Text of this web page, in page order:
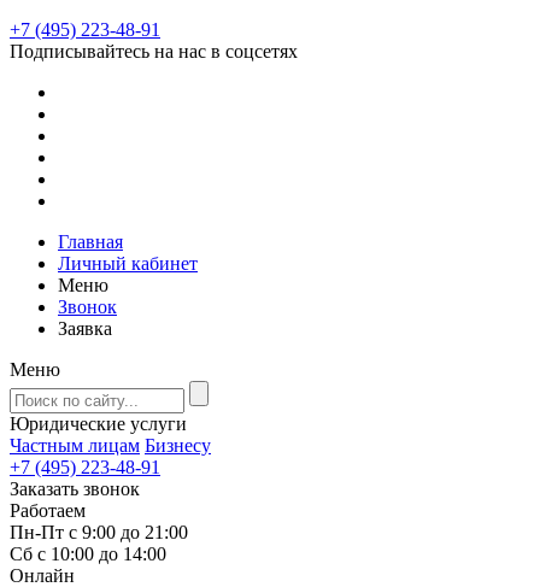
+7 (495) 223-48-91
Подписывайтесь на нас в соцсетях
Главная
Личный кабинет
Меню
Звонок
Заявка
Меню
Юридические услуги
Частным лицам Бизнесу
+7 (495) 223-48-91
Заказать звонок
Работаем
Пн-Пт с 9:00 до 21:00
Сб с 10:00 до 14:00
Онлайн